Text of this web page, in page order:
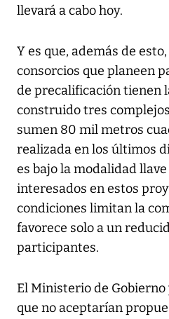
llevará a cabo hoy.
Y es que, además de
consorcios que planeen
de precalificación tienen
construido tres
sumen 80 mil metros
realizada en los últimos
es bajo la modalidad
interesados en estos
condiciones limitan la
favorece solo a un
participantes.
El Ministerio de
que no aceptarían